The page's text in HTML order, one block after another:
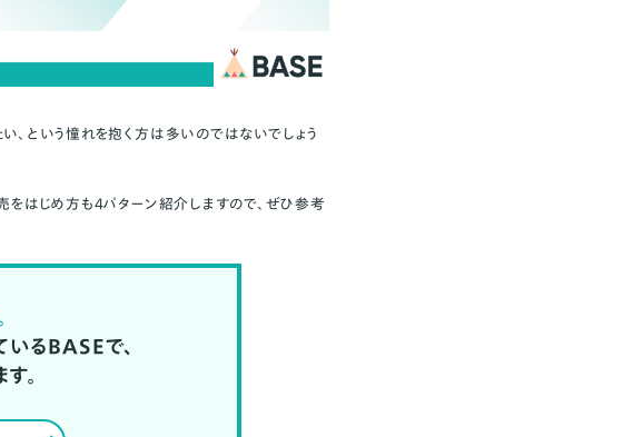
、という憧れを抱く方は多いのではないでしょう
をはじめ方も4パターン紹介しますので、ぜひ参考
るBASEで、
。